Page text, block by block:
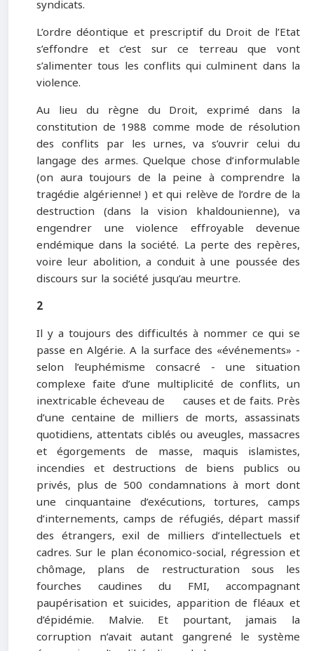
syndicats.
L’ordre déontique et prescriptif du Droit de l’Etat
s’effondre et c’est sur ce terreau que vont
s’alimenter tous les conflits qui culminent dans la
violence.
Au lieu du règne du Droit, exprimé dans la
constitution de 1988 comme mode de résolution
des conflits par les urnes, va s’ouvrir celui du
langage des armes. Quelque chose d’informulable
(on aura toujours de la peine à comprendre la
tragédie algérienne! ) et qui relève de l’ordre de la
destruction (dans la vision khaldounienne), va
engendrer une violence effroyable devenue
endémique dans la société. La perte des repères,
voire leur abolition, a conduit à une poussée des
discours sur la société jusqu’au meurtre.
2
Il y a toujours des difficultés à nommer ce qui se
passe en Algérie. A la surface des «événements» -
selon l’euphémisme consacré - une situation
complexe faite d’une multiplicité de conflits, un
inextricable écheveau de causes et de faits. Près
d’une centaine de milliers de morts, assassinats
quotidiens, attentats ciblés ou aveugles, massacres
et égorgements de masse, maquis islamistes,
incendies et destructions de biens publics ou
privés, plus de 500 condamnations à mort dont
une cinquantaine d’exécutions, tortures, camps
d’internements, camps de réfugiés, départ massif
des étrangers, exil de milliers d’intellectuels et
cadres. Sur le plan économico-social, régression et
chômage, plans de restructuration sous les
fourches caudines du FMI, accompagnant
paupérisation et suicides, apparition de fléaux et
d’épidémie. Malvie. Et pourtant, jamais la
corruption n’avait autant gangrené le système